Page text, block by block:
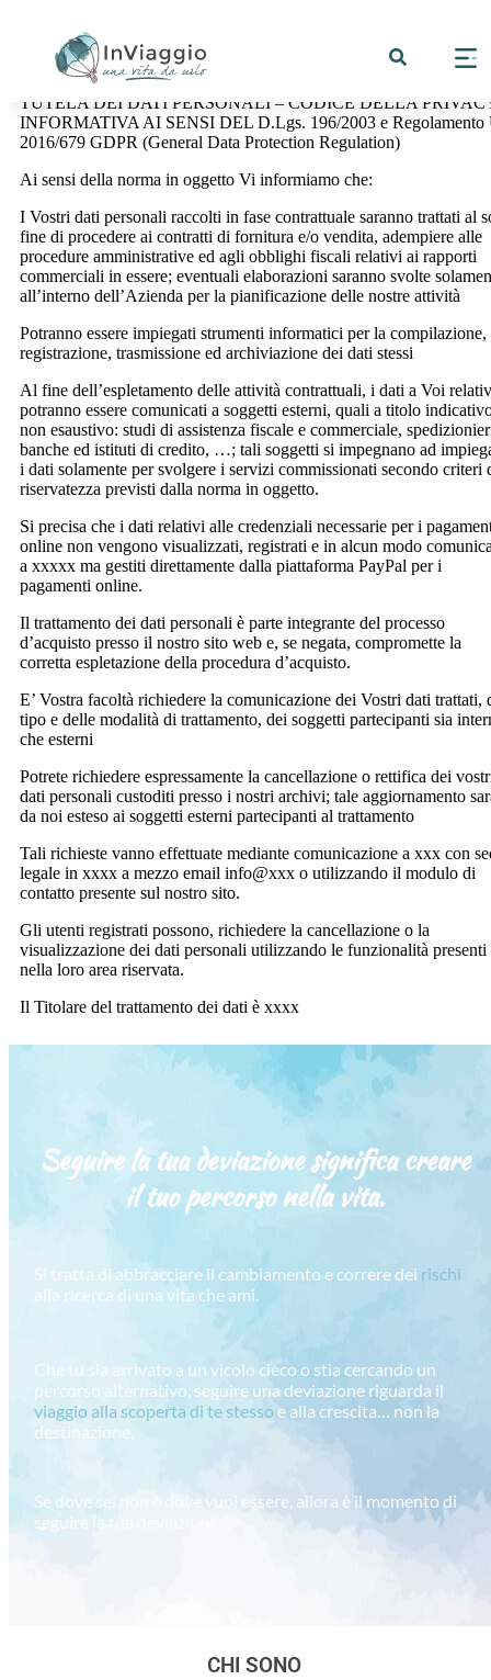
TUTELA DEI DATI PERSONALI – CODICE DELLA
INFORMATIVA AI SENSI DEL D.Lgs. 196/2003 e Regolamento
2016/679 GDPR (General Data Protection Regulation)
Ai sensi della norma in oggetto Vi informiamo che:
I Vostri dati personali raccolti in fase contrattuale saranno trattati al
fine di procedere ai contratti di fornitura e/o vendita, adempiere alle
procedure amministrative ed agli obblighi fiscali relativi ai rapporti
commerciali in essere; eventuali elaborazioni saranno svolte
all’interno dell’Azienda per la pianificazione delle nostre attività
Potranno essere impiegati strumenti informatici per la compilazione,
registrazione, trasmissione ed archiviazione dei dati stessi
Al fine dell’espletamento delle attività contrattuali, i dati a Voi
potranno essere comunicati a soggetti esterni, quali a titolo
non esaustivo: studi di assistenza fiscale e commerciale,
banche ed istituti di credito, …; tali soggetti si impegnano ad
i dati solamente per svolgere i servizi commissionati secondo criteri
riservatezza previsti dalla norma in oggetto.
Si precisa che i dati relativi alle credenziali necessarie per i
online non vengono visualizzati, registrati e in alcun modo
a xxxxx ma gestiti direttamente dalla piattaforma PayPal per i
pagamenti online.
Il trattamento dei dati personali è parte integrante del processo
d’acquisto presso il nostro sito web e, se negata, compromette la
corretta espletazione della procedura d’acquisto.
E’ Vostra facoltà richiedere la comunicazione dei Vostri dati trattati,
tipo e delle modalità di trattamento, dei soggetti partecipanti sia
che esterni
Potrete richiedere espressamente la cancellazione o rettifica dei
dati personali custoditi presso i nostri archivi; tale aggiornamento
da noi esteso ai soggetti esterni partecipanti al trattamento
Tali richieste vanno effettuate mediante comunicazione a xxx con
legale in xxxx a mezzo email info@xxx o utilizzando il modulo di
contatto presente sul nostro sito.
Gli utenti registrati possono, richiedere la cancellazione o la
visualizzazione dei dati personali utilizzando le funzionalità presenti
nella loro area riservata.
Il Titolare del trattamento dei dati è xxxx
Seguire la tua deviazione significa creare
il tuo percorso nella vita.
Si tratta di abbracciare il cambiamento e correre dei rischi
alla ricerca di una vita che ami.
Che tu sia arrivato a un vicolo cieco o stia cercando un
percorso alternativo, seguire una deviazione riguarda il
viaggio alla scoperta di te stesso e alla crescita… non la
destinazione.
Se dove sei non è dove vuoi essere, allora è il momento di
seguire la tua deviazione…
CHI SONO